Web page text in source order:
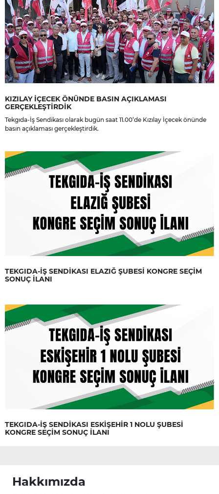
KIZILAY İÇECEK ÖNÜNDE BASIN AÇIKLAMASI
GERÇEKLEŞTİRDİK
Tekgıda-İş Sendikası olarak bugün saat 11.00’de Kızılay İçecek önünde
basın açıklaması gerçekleştirdik.
TEKGIDA-İŞ SENDİKASI ELAZIĞ ŞUBESİ KONGRE SEÇİM
SONUÇ İLANI
TEKGIDA-İŞ SENDİKASI ESKİŞEHİR 1 NOLU ŞUBESİ
KONGRE SEÇİM SONUÇ İLANI
Hakkımızda